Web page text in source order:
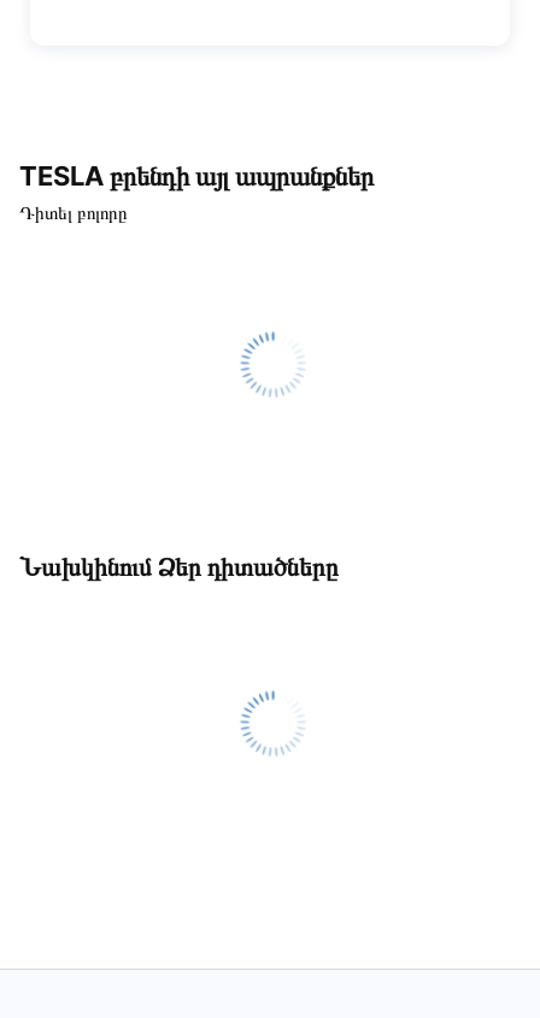
TESLA բրենդի այլ ապրանքներ
Դիտել բոլորը
Նախկինում Ձեր դիտածները